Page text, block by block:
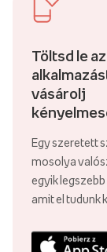
Töltsd le az
vásárolj
Egy szeretett
mosolya
egyik
amit el tudunk